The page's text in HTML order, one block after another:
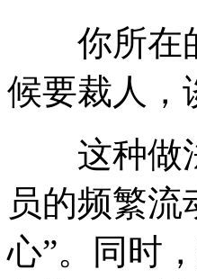
你所在的
候要裁人，
这种做法
员的频繁
心”。同时